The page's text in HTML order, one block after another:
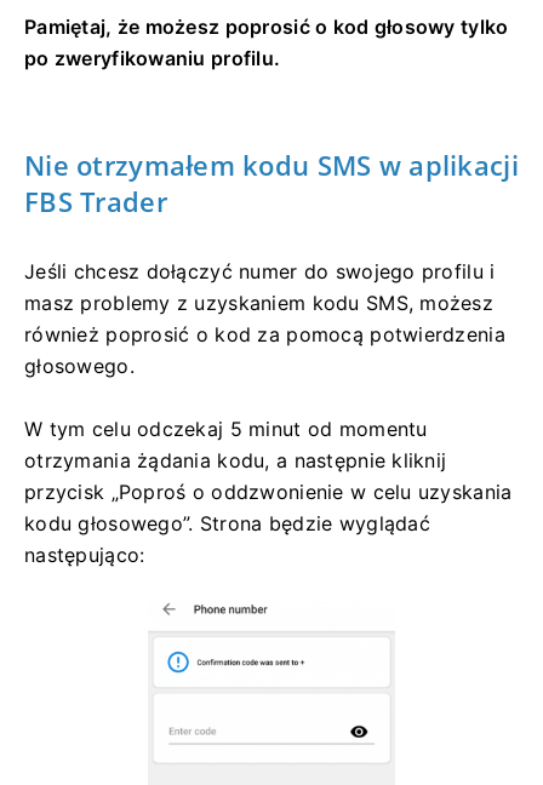
Pamiętaj, że możesz poprosić o kod głosowy tylko
po zweryfikowaniu profilu.
Nie otrzymałem kodu SMS w aplikacji
FBS Trader
Jeśli chcesz dołączyć numer do swojego profilu i
masz problemy z uzyskaniem kodu SMS, możesz
również poprosić o kod za pomocą potwierdzenia
głosowego.
W tym celu odczekaj 5 minut od momentu
otrzymania żądania kodu, a następnie kliknij
przycisk „Poproś o oddzwonienie w celu uzyskania
kodu głosowego”. Strona będzie wyglądać
następująco: